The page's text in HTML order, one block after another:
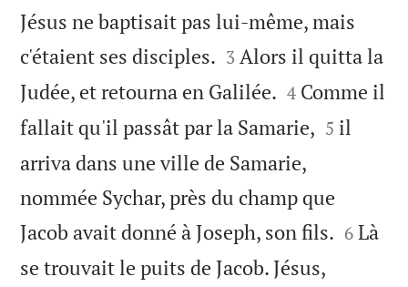
Jésus ne baptisait pas lui-même, mais
c'étaient ses disciples. 

3 Alors il quitta la
Judée, et retourna en Galilée. 

4 Comme il
fallait qu'il passât par la Samarie, 

5 il
arriva dans une ville de Samarie,
nommée Sychar, près du champ que
Jacob avait donné à Joseph, son fils. 

6 Là
se trouvait le puits de Jacob. Jésus,